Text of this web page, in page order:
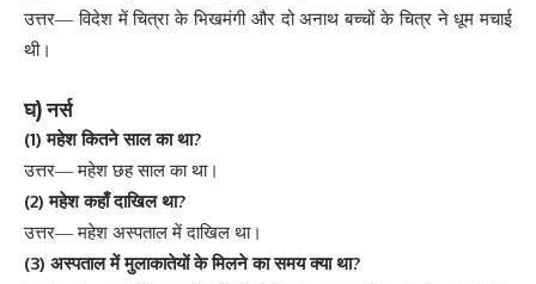
उत्तर— विदेश में चित्रा के भिखमंगी और दो अनाथ बच्चों के चित्र ने धूम मचाई
थी।
घ)नर्स
(1)महेश कितने साल का था?
उत्तर— महेश छह साल का था।
(2)महेश कहाँ दाखिल था?
उत्तर— महेश अस्पताल में दाखिल था।
(3) अस्पताल में मुलाकातेयों के मिलने का समय क्या था?